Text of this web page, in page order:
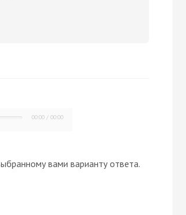
00:00 /00:00
вами варианту ответа.